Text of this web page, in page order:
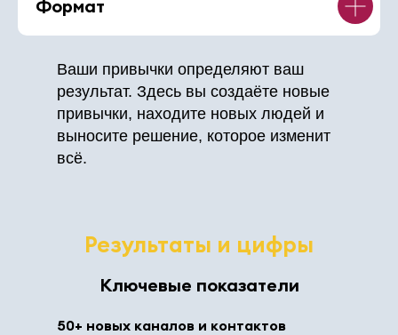
Формат
Ваши привычки определяют ваш
результат. Здесь вы создаёте новые
привычки, находите новых людей и
выносите решение, которое изменит
всё.
Результаты и цифры
Ключевые показатели
50+ новых каналов и контактов